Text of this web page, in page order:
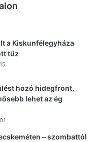
a Kiskunfélegyháza
tűz
hozó hidegfront,
lehet az ég
– szombattól